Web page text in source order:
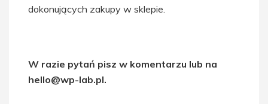
dokonujących zakupy w sklepie.
W razie pytań pisz w komentarzu lub na
hello@wp-lab.pl.